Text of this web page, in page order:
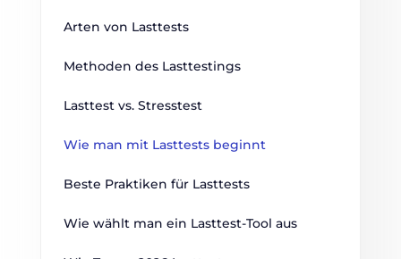
Arten von Lasttests
Methoden des Lasttestings
Lasttest vs. Stresstest
Wie man mit Lasttests beginnt
Beste Praktiken für Lasttests
Wie wählt man ein Lasttest-Tool aus